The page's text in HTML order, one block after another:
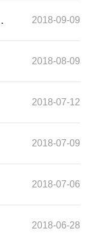
2018-09-09
2018-08-09
2018-07-12
2018-07-09
2018-07-06
2018-06-28